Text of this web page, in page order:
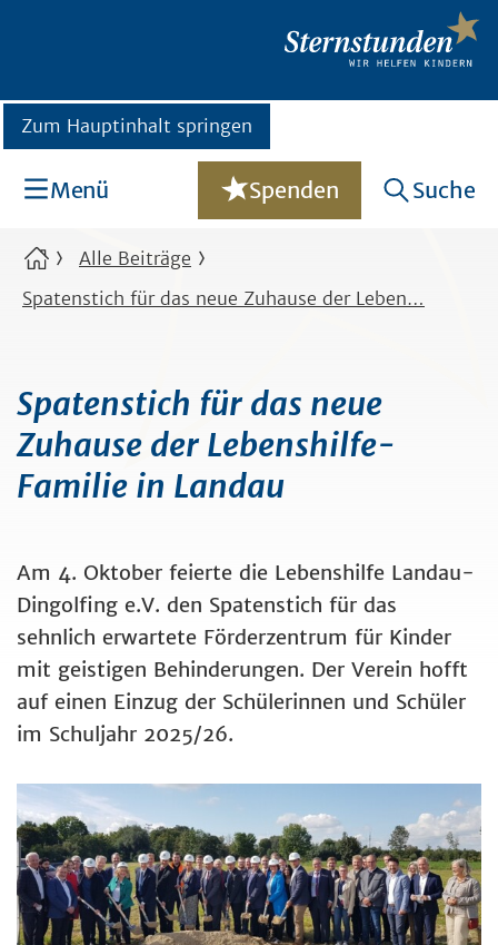
Zum Hauptinhalt springen
Menü Spenden Suche
Alle Beiträge
Spatenstich für das neue Zuhause der Leben…
Spatenstich für das neue
Zuhause der Lebenshilfe-
Familie in Landau
Am 4. Oktober feierte die Lebenshilfe Landau-
Dingolfing e.V. den Spatenstich für das
sehnlich erwartete Förderzentrum für Kinder
mit geistigen Behinderungen. Der Verein hofft
auf einen Einzug der Schülerinnen und Schüler
im Schuljahr 2025/26.